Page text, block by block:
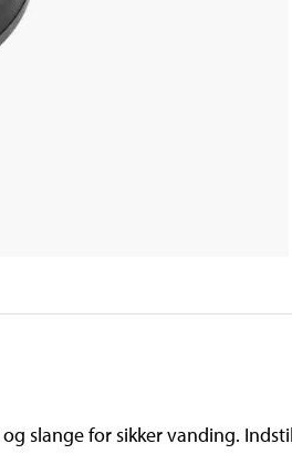
slange for sikker vanding.